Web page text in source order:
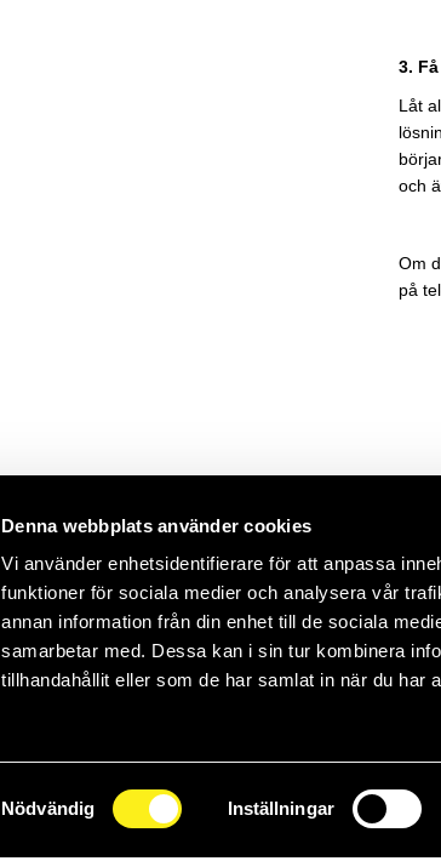
Denna webbplats använder cookies
Vi använder enhetsidentifierare för att anpassa
funktioner för sociala medier och analysera vår
annan information från din enhet till de sociala
samarbetar med. Dessa kan i sin tur kombinera
tillhandahållit eller som de har samlat in när du har
Samtyckesval
Nödvändig Inställningar
3.
Låt
och
Om
på